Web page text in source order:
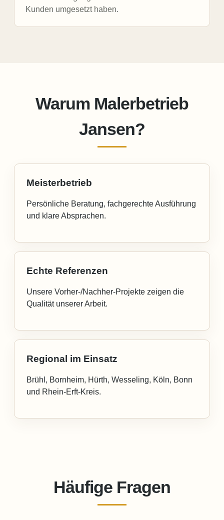
Kunden umgesetzt haben.
Warum Malerbetrieb
Jansen?
Meisterbetrieb
Persönliche Beratung, fachgerechte Ausführung
und klare Absprachen.
Echte Referenzen
Unsere Vorher-/Nachher-Projekte zeigen die
Qualität unserer Arbeit.
Regional im Einsatz
Brühl, Bornheim, Hürth, Wesseling, Köln, Bonn
und Rhein-Erft-Kreis.
Häufige Fragen